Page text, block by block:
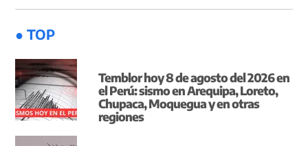
● TOP
Temblor hoy 8 de agosto del 2026 en
el Perú: sismo en Arequipa, Loreto,
Chupaca, Moquegua y en otras
regiones